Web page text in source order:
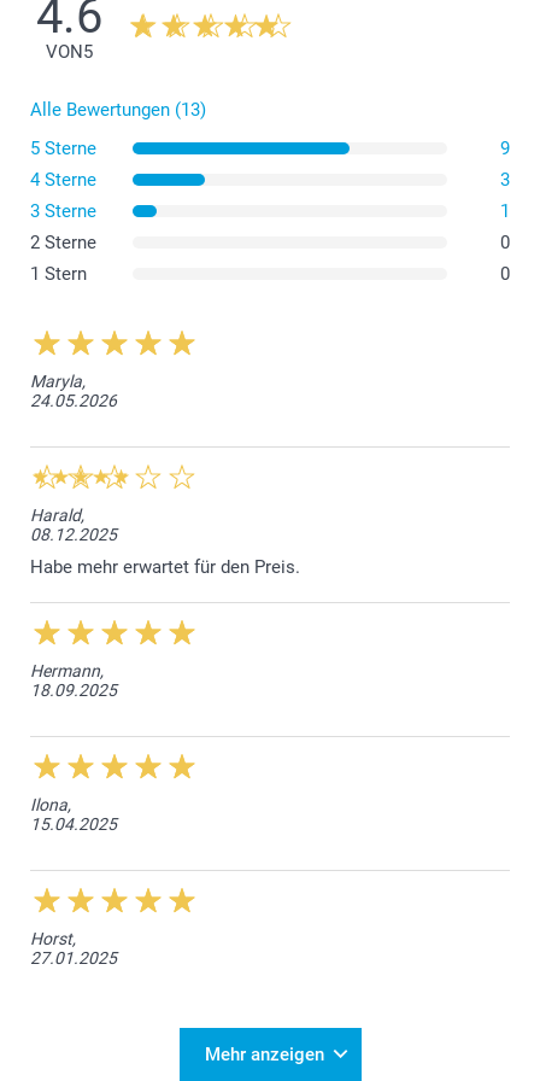
zum Rahmen.
4.6
VON5
Alle Bewertungen (13)
5 Sterne
9
4 Sterne
3
3 Sterne
1
2 Sterne
0
1 Stern
0
Maryla,
24.05.2026
Harald,
08.12.2025
Habe mehr erwartet für den Preis.
Hermann,
18.09.2025
Ilona,
15.04.2025
Horst,
27.01.2025
Mehr anzeigen